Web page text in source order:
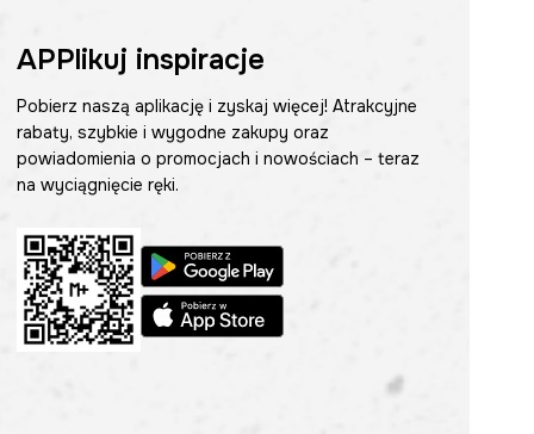
APPlikuj inspiracje
Pobierz naszą aplikację i zyskaj więcej! Atrakcyjne
rabaty, szybkie i wygodne zakupy oraz
powiadomienia o promocjach i nowościach – teraz
na wyciągnięcie ręki.